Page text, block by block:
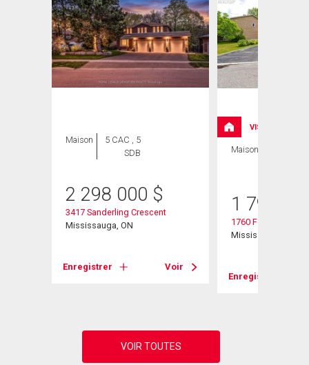
Maison
5 CAC , 5
SDB
2 298 000 $
3417 Sanderling Crescent
Mississauga, ON
Enregistrer Voir
VISITE LIBRE
Maison
1 799
1760 Featherston
Mississauga, ON
Enregistrer